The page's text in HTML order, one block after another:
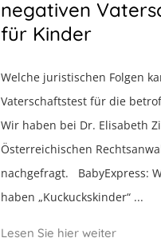
negativen
für Kinder
Welche juristischen Folgen
Vaterschaftstest für die
Wir haben bei Dr. Elisabeth
Österreichischen
nachgefragt. BabyExpress:
haben „Kuckuckskinder“ ...
Lesen Sie hier weiter